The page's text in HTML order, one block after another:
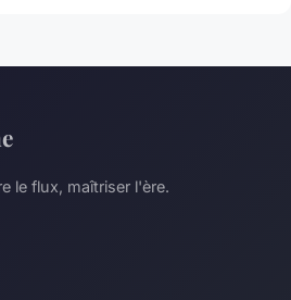
le flux, maîtriser l'ère.